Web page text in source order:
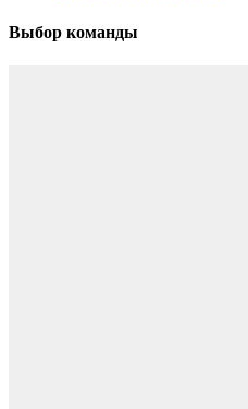
Выбор команды